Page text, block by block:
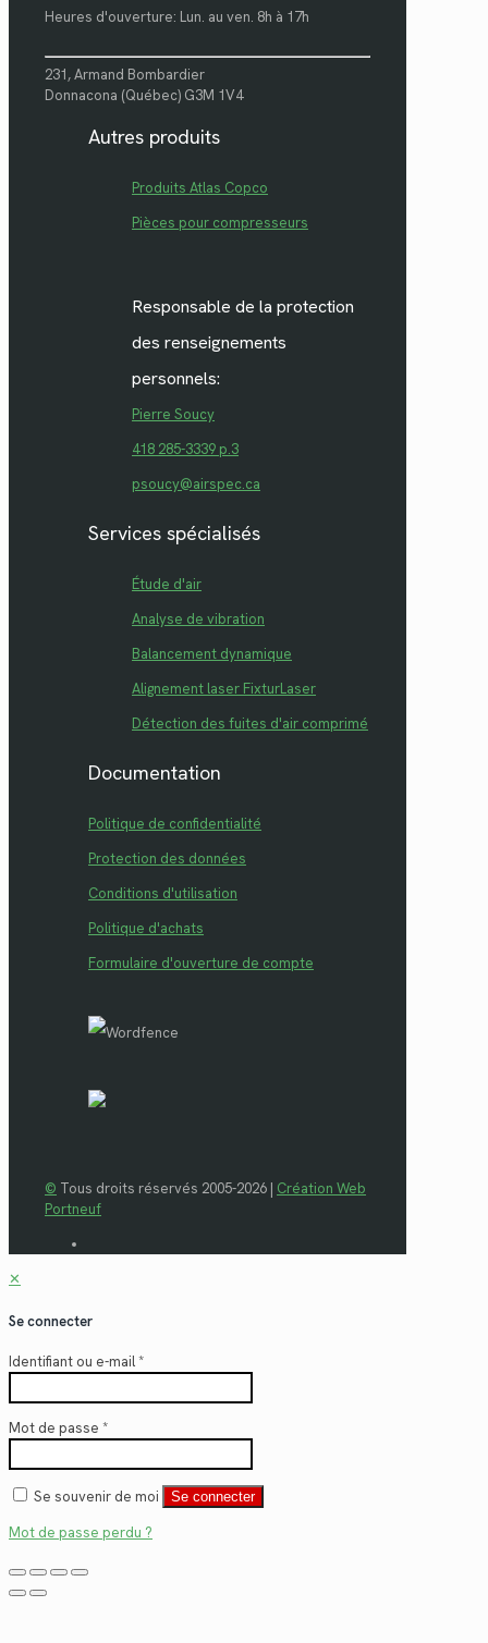
Heures d'ouverture: Lun. au ven. 8h à 17h
231, Armand Bombardier
Donnacona (Québec) G3M 1V4
Autres produits
Produits Atlas Copco
Pièces pour compresseurs
Responsable de la protection
des renseignements
personnels:
Pierre Soucy
418 285-3339 p.3
psoucy@airspec.ca
Services spécialisés
Étude d'air
Analyse de vibration
Balancement dynamique
Alignement laser FixturLaser
Détection des fuites d'air comprimé
Documentation
Politique de confidentialité
Protection des données
Conditions d'utilisation
Politique d'achats
Formulaire d'ouverture de compte
© Tous droits réservés 2005-2026 | Création Web
Portneuf
✕
Se connecter
Identifiant ou e-mail*
Mot de passe *
Se souvenir de moi Se connecter
Mot de passe perdu ?